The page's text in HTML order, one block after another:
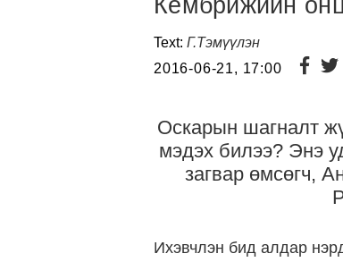
Кембрижийн
Text: Г.Тэмүүлэн
2016-06-21, 17:00
Оскарын шагналт
мэдэх билээ? Энэ
загвар өмсөгч,
Ихэвчлэн бид алдар